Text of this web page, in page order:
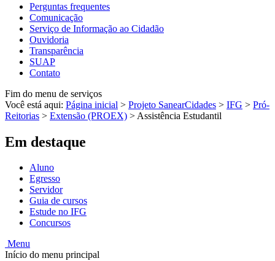
Perguntas frequentes
Comunicação
Serviço de Informação ao Cidadão
Ouvidoria
Transparência
SUAP
Contato
Fim do menu de serviços
Você está aqui: Página inicial > Projeto SanearCidades > IFG > Pró-
Reitorias > Extensão (PROEX) > Assistência Estudantil
Em destaque
Aluno
Egresso
Servidor
Guia de cursos
Estude no IFG
Concursos
Menu
Início do menu principal